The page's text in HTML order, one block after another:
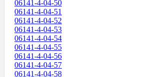
06141-4-04-50
06141-4-04-51
06141-4-04-52
06141-4-04-53
06141-4-04-54
06141-4-04-55
06141-4-04-56
06141-4-04-57
06141-4-04-58